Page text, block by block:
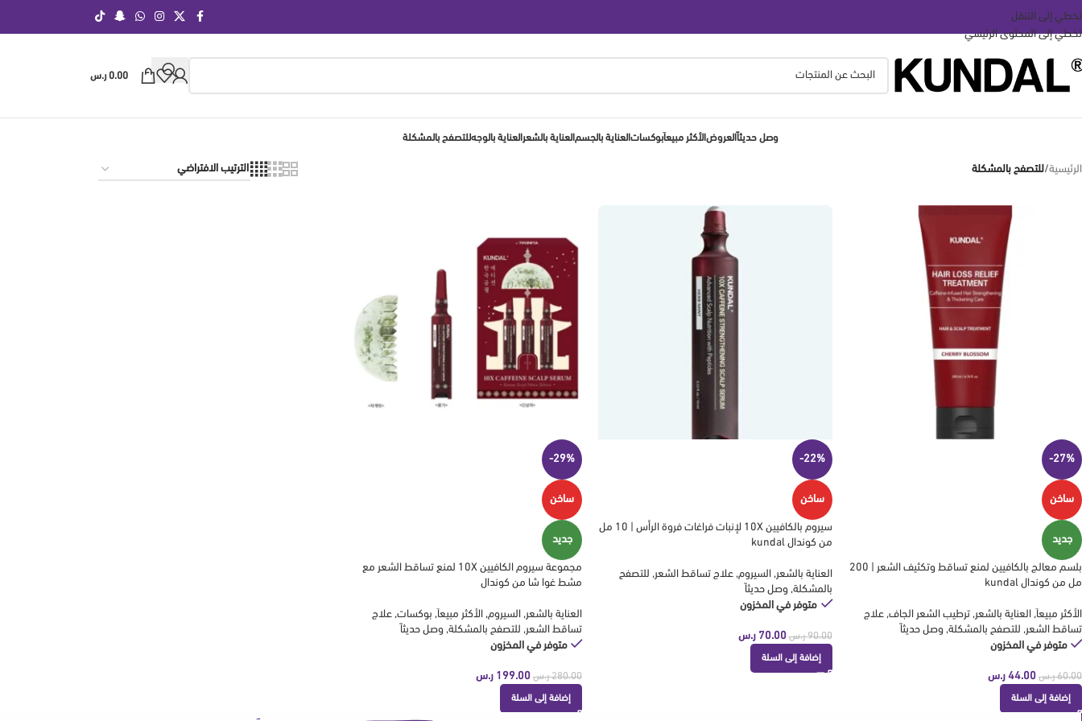
تخطي إلى التنقل
تخطي إلى المحتوى الرئيسي
0.00 ر.س
وصل حديثاً العروض الأكثر مبيعاَبوكسات العناية بالجسم العناية بالشعر العناية بالوجهللتصفح بالمشكلة
الرئيسية/للتصفح بالمشكلة
-27%
ساخن
جديد
بلسم معالج بالكافيين لمنع تساقط وتكثيف الشعر | 200
مل من كوندال kundal
الأكثر مبيعاَ, العناية بالشعر, ترطيب الشعر الجاف, علاج
تساقط الشعر, للتصفح بالمشكلة, وصل حديثاً
متوفر في المخزون
60.00 ر.س 44.00 ر.س
إضافة إلى السلة
-22%
ساخن
سيروم بالكافيين 10X لإنبات فراغات فروة الرأس | 10 مل
من كوندال kundal
العناية بالشعر, السيروم, علاج تساقط الشعر, للتصفح
بالمشكلة, وصل حديثاً
متوفر في المخزون
90.00 ر.س 70.00 ر.س
إضافة إلى السلة
-29%
ساخن
جديد
مجموعة سيروم الكافيين 10X لمنع تساقط الشعر مع
مشط غوا شا من كوندال
العناية بالشعر, السيروم, الأكثر مبيعاَ, بوكسات, علاج
تساقط الشعر, للتصفح بالمشكلة, وصل حديثاً
متوفر في المخزون
280.00 ر.س 199.00 ر.س
إضافة إلى السلة